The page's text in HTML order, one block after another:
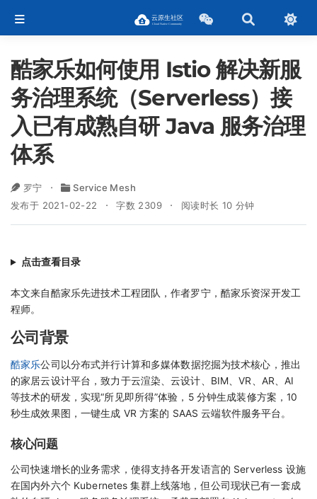
酷家乐如何使用 Istio 解决新服
务治理系统（Serverless）接
入已有成熟自研 Java 服务治理
体系
罗宁
Service Mesh
发布于 2021-02-22
字数 2309 阅读时长 10 分钟
点击查看目录
本文来自酷家乐先进技术工程团队，作者罗宁，酷家乐资深开发工
程师。
公司背景
酷家乐公司以分布式并行计算和多媒体数据挖掘为技术核心，推出
的家居云设计平台，致力于云渲染、云设计、BIM、VR、AR、AI
等技术的研发，实现“所见即所得”体验，5 分钟生成装修方案，10
秒生成效果图，一键生成 VR 方案的 SAAS 云端软件服务平台。
核心问题
公司快速增长的业务需求，使得支持各开发语言的 Serverless 设施
在国内外六个 Kubernetes 集群上线落地，但公司现状已有一套成